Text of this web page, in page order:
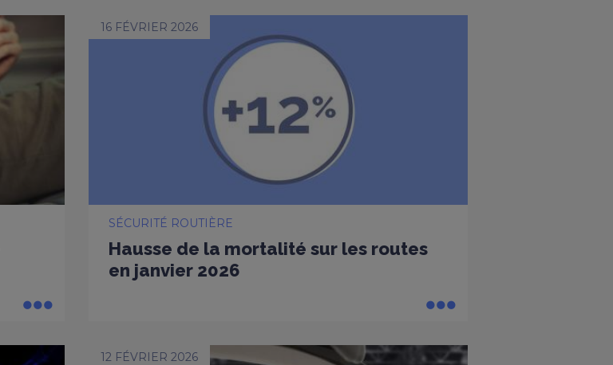
16 FÉVRIER 2026
SÉCURITÉ ROUTIÈRE
Hausse de la mortalité sur les routes
en janvier 2026
12 FÉVRIER 2026